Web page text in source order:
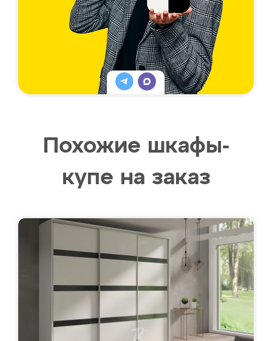
Похожие шкафы-
купе на заказ